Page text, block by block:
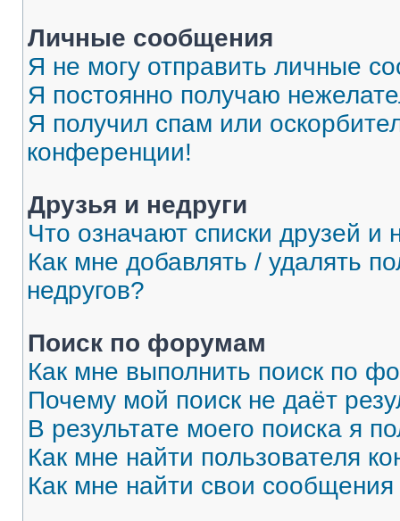
Личные сообщения
Я не могу отправить личные
Я постоянно получаю
Я получил спам или
конференции!
Друзья и недруги
Что означают списки друзей и
Как мне добавлять / удалять
недругов?
Поиск по форумам
Как мне выполнить поиск по
Почему мой поиск не даёт
В результате моего поиска я
Как мне найти пользователя
Как мне найти свои